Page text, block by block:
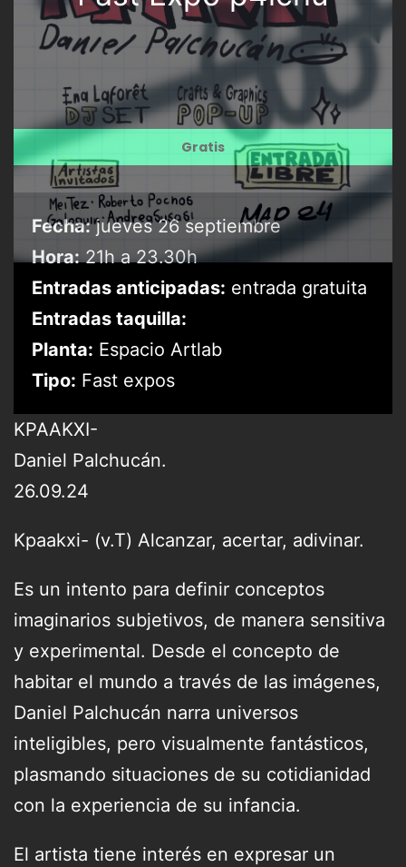
Gratis
Fecha:jueves 26 septiembre
Hora:21h a 23.30h
Entradas anticipadas: entrada gratuita
Entradas taquilla:
Planta: Espacio Artlab
Tipo: Fast expos
KPAAKXI-
Daniel Palchucán.
26.09.24
Kpaakxi- (v.T) Alcanzar, acertar, adivinar.
Es un intento para definir conceptos
imaginarios subjetivos, de manera sensitiva
y experimental. Desde el concepto de
habitar el mundo a través de las imágenes,
Daniel Palchucán narra universos
inteligibles, pero visualmente fantásticos,
plasmando situaciones de su cotidianidad
con la experiencia de su infancia.
El artista tiene interés en expresar un